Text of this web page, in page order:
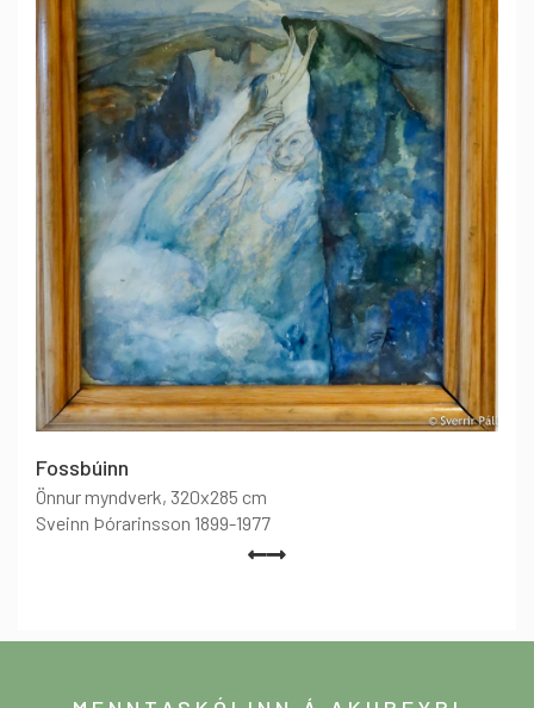
Fossbúinn
Önnur myndverk, 320x285 cm
Sveinn Þórarinsson 1899-1977